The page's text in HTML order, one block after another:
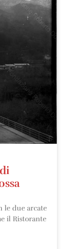
le due arcate
il Ristorante